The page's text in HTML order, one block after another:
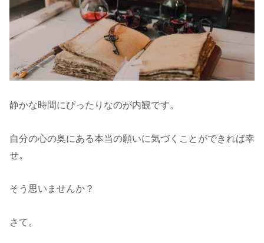
静かな時間にぴったりなのが内観です。
自分の心の奥にある本当の願いに気づくことができれば幸
せ。
そう思いませんか？
さて。